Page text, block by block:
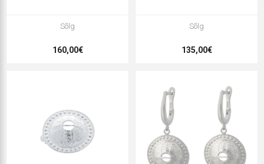
Sõlg
160,00€
Sõlg
135,00€